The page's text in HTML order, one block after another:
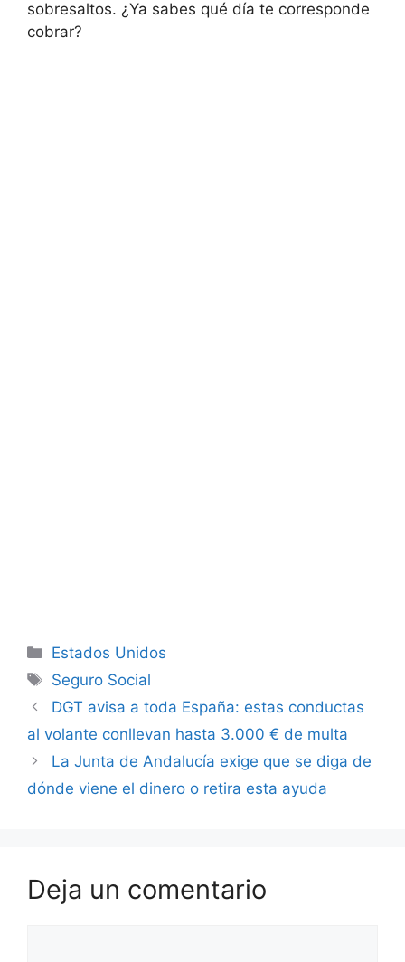
sobresaltos. ¿Ya sabes qué día te corresponde
cobrar?
Categorías
Estados Unidos
Etiquetas
Seguro Social
DGT avisa a toda España: estas conductas
al volante conllevan hasta 3.000 € de multa
La Junta de Andalucía exige que se diga de
dónde viene el dinero o retira esta ayuda
Deja un comentario